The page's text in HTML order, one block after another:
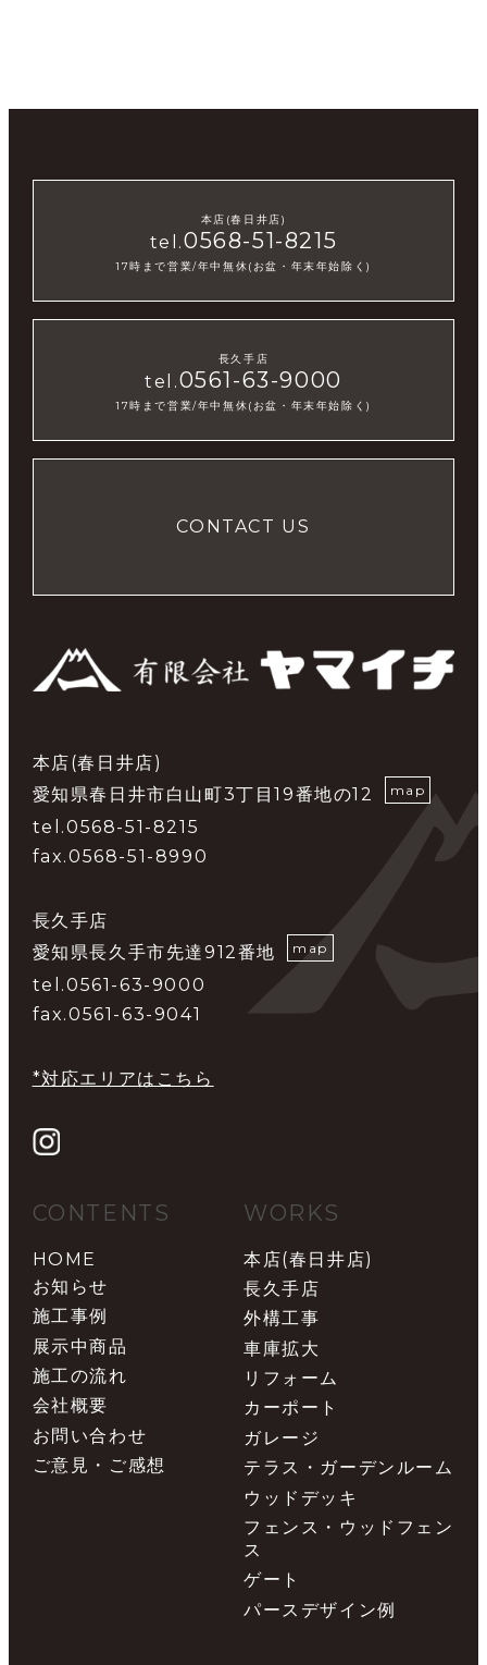
本店(春日井店)
tel.0568-51-8215
17時まで営業/年中無休(お盆・年末年始除く)
長久手店
tel.0561-63-9000
17時まで営業/年中無休(お盆・年末年始除く)
CONTACT US
本店(春日井店)
愛知県春日井市白山町3丁目19番地の12
map
tel.0568-51-8215
fax.0568-51-8990
長久手店
愛知県長久手市先達912番地
map
tel.0561-63-9000
fax.0561-63-9041
*対応エリアはこちら
CONTENTS
HOME
お知らせ
施工事例
展示中商品
施工の流れ
会社概要
お問い合わせ
ご意見・ご感想
WORKS
本店(春日井店)
長久手店
外構工事
車庫拡大
リフォーム
カーポート
ガレージ
テラス・ガーデンルーム
ウッドデッキ
フェンス・ウッドフェン
ス
ゲート
パースデザイン例